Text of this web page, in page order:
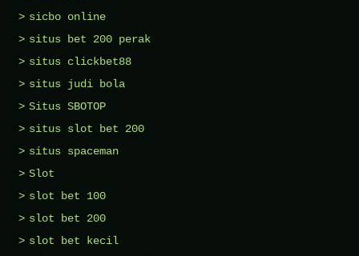
sicbo online
situs bet 200 perak
situs clickbet88
situs judi bola
Situs SBOTOP
situs slot bet 200
situs spaceman
Slot
slot bet 100
slot bet 200
slot bet kecil